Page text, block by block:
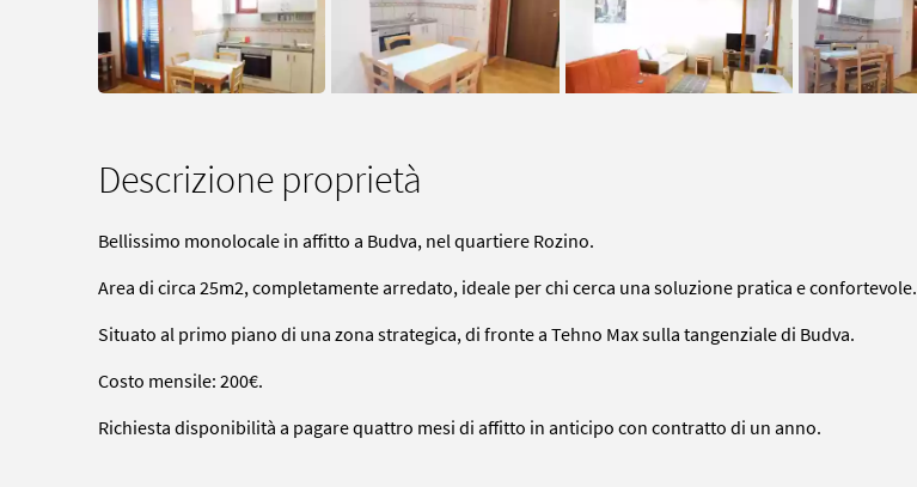
Descrizione proprietà
Bellissimo monolocale in affitto a Budva, nel quartiere Rozino.
Area di circa 25m2, completamente arredato, ideale per chi cerca una soluzione pratica e confortevole.
Situato al primo piano di una zona strategica, di fronte a Tehno Max sulla tangenziale di Budva.
Costo mensile: 200€.
Richiesta disponibilità a pagare quattro mesi di affitto in anticipo con contratto di un anno.